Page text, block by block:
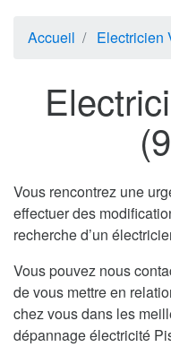
Accueil Electricien
Vous rencontrez une
effectuer des
recherche d’un
Vous pouvez nous
de vous mettre en
chez vous dans les
dépannage électricité